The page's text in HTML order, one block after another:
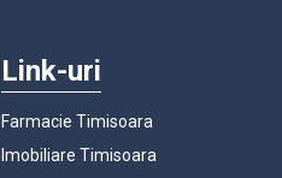
Link-uri
Farmacie Timisoara
Imobiliare Timisoara